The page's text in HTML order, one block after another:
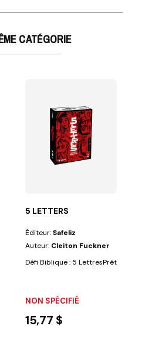
CATÉGORIE
nom du...
5 LETTERS
Éditeur:Safeliz
Auteur: Cleiton Fuckner
Défi Biblique : 5 LettresPrêt à
NON SPÉCIFIÉ
15,77 $